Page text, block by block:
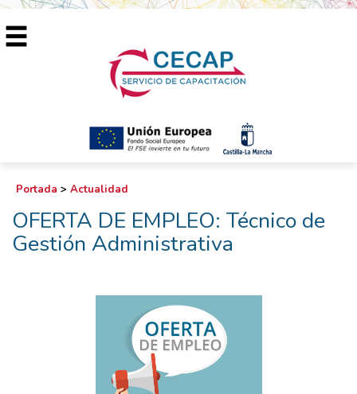
Portada > Actualidad
OFERTA DE EMPLEO: Técnico de
Gestión Administrativa